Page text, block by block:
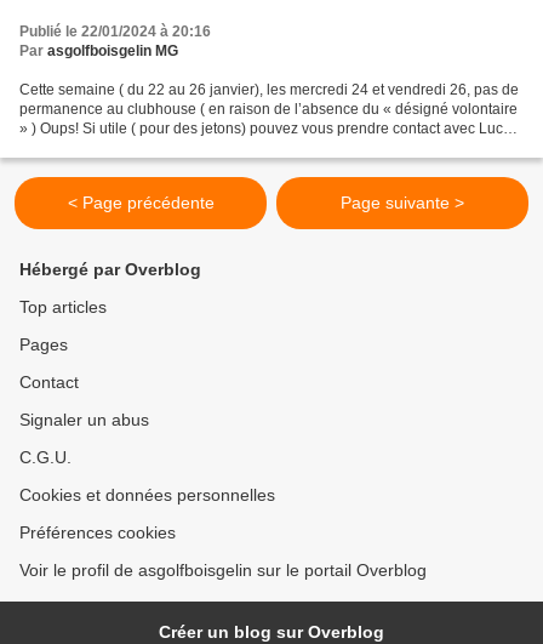
Publié le 22/01/2024 à 20:16
Par asgolfboisgelin MG
Cette semaine ( du 22 au 26 janvier), les mercredi 24 et vendredi 26, pas de
permanence au clubhouse ( en raison de l’absence du « désigné volontaire
» ) Oups! Si utile ( pour des jetons) pouvez vous prendre contact avec Lucas
< Page précédente Page suivante >
Hébergé par Overblog
Top articles
Pages
Contact
Signaler un abus
C.G.U.
Cookies et données personnelles
Préférences cookies
Voir le profil de asgolfboisgelin sur le portail Overblog
Créer un blog sur Overblog